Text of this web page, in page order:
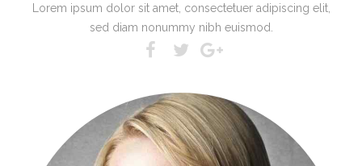
Lorem ipsum dolor sit amet, consectetuer adipiscing elit,
sed diam nonummy nibh euismod.